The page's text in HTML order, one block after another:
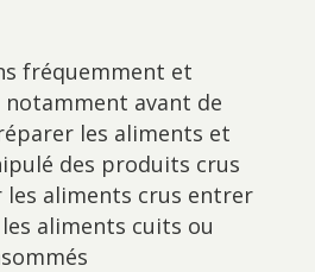
fréquemment et
avant de
les aliments et
des produits crus
les aliments crus entrer
aliments cuits ou